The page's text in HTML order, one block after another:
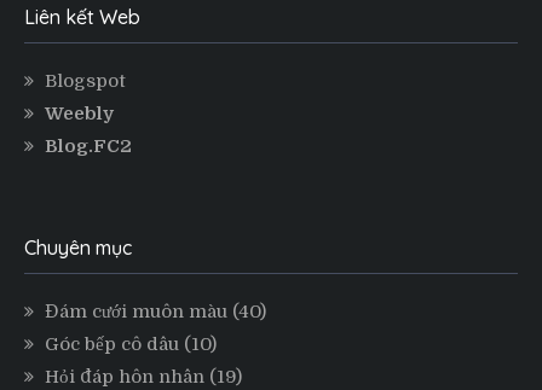
Liên kết Web
Blogspot
Weebly
Blog.FC2
Chuyên mục
Đám cưới muôn màu (40)
Góc bếp cô dâu (10)
Hỏi đáp hôn nhân (19)